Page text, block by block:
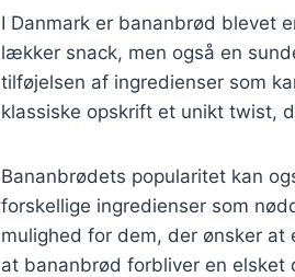
I Danmark er bananbrød blevet
lækker snack, men også en
tilføjelsen af ingredienser som
klassiske opskrift et unikt twist,
Bananbrødets popularitet kan
forskellige ingredienser som
mulighed for dem, der ønsker at
at bananbrød forbliver en elsket